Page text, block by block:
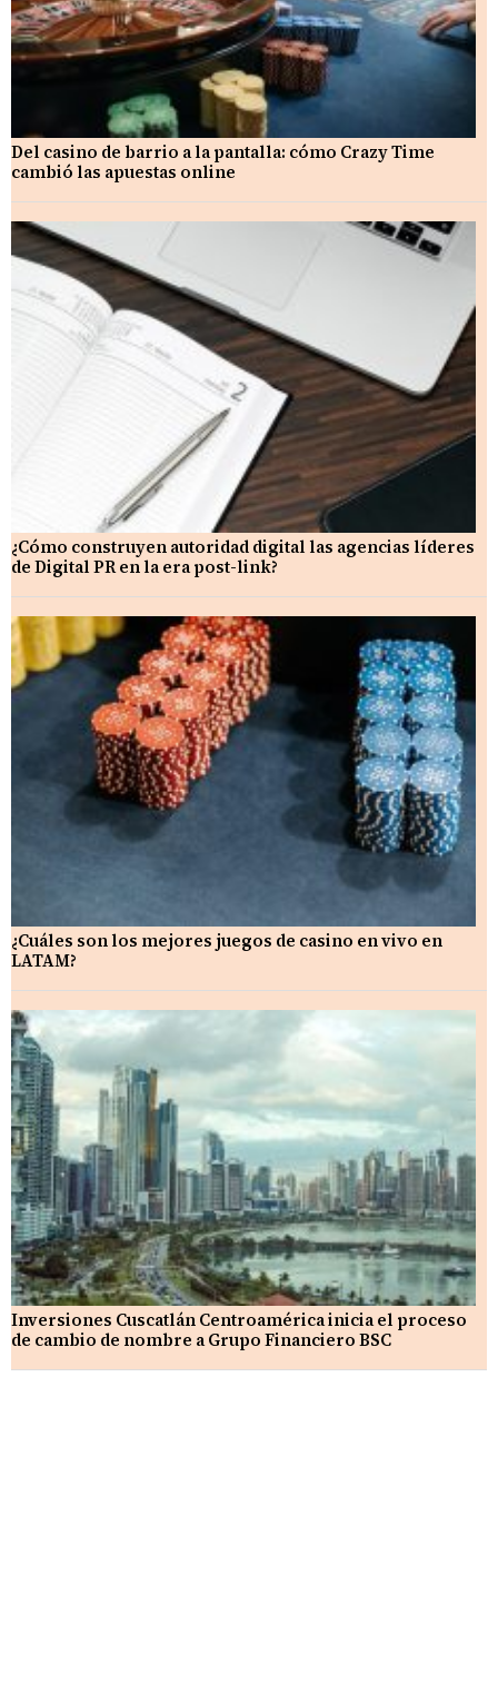
Del casino de barrio a la pantalla: cómo Crazy Time
cambió las apuestas online
¿Cómo construyen autoridad digital las agencias líderes
de Digital PR en la era post-link?
¿Cuáles son los mejores juegos de casino en vivo en
LATAM?
Inversiones Cuscatlán Centroamérica inicia el proceso
de cambio de nombre a Grupo Financiero BSC